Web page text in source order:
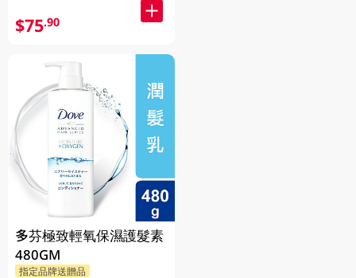
$75.90
多芬極致輕氧保濕護髮素
480GM
指定品牌送贈品